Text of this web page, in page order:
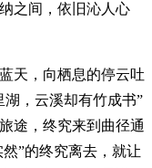
之间，依旧沁人心
天，向栖息的停云吐
，云溪却有竹成书”
途，终究来到曲径通
”的终究离去，就让